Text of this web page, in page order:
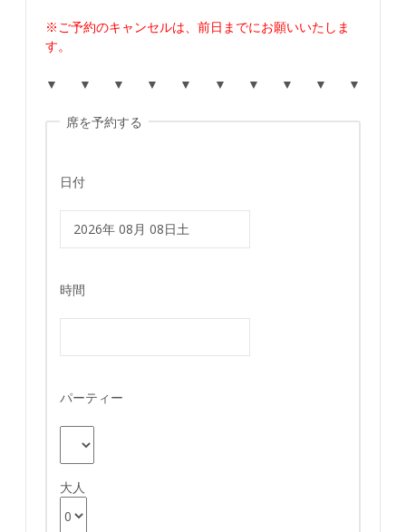
※ご予約のキャンセルは、前日までにお願いいたしま
す。
▼ ▼ ▼ ▼ ▼ ▼ ▼ ▼ ▼ ▼
席を予約する
日付
時間
パーティー
大人